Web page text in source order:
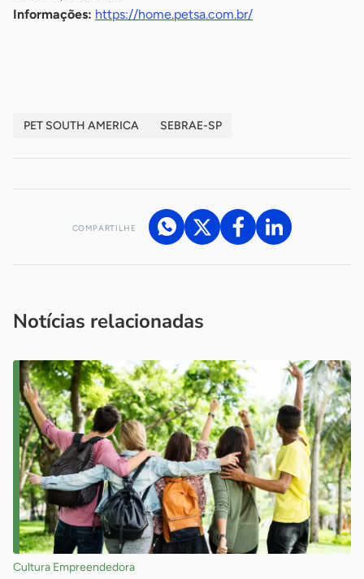
Informações: https://home.petsa.com.br/
PET SOUTH AMERICA SEBRAE-SP
COMPARTILHE
Notícias relacionadas
Cultura Empreendedora